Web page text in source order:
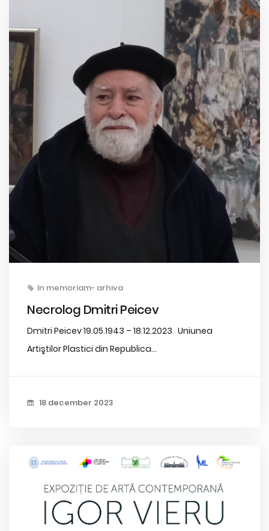
In memoriam- arhiva
Necrolog Dmitri Peicev
Dmitri Peicev 19.05.1943 – 18.12.2023 Uniunea
Artiştilor Plastici din Republica...
18 december 2023